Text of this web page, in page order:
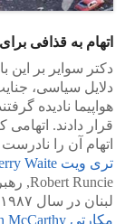
اتهام به قذافی
دکتر سوایر بر
دلایل سیاسی،
هواپیما نادیده
قرار دادند.
اتهام آن را
تری ویت Terry Waite
لبنان در سال ۱۹۸۷ برای آزاد سازی گروگان هایی مانند
مکارتی John McCarthy
<